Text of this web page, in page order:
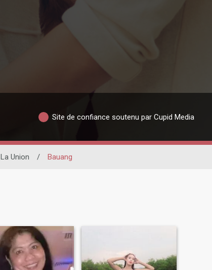
Site de confiance soutenu par Cupid Media
La Union / Bauang